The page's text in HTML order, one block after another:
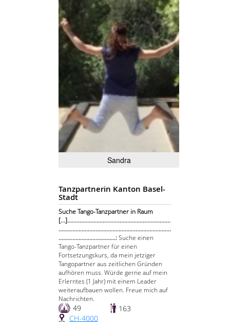
Sandra
Tanzpartnerin Kanton Basel-
Stadt
Suche Tango-Tanzpartner in Raum
[...]...................................................................
.........................................................................
.....................................:Suche einen
Tango-Tanzpartner für einen
Fortsetzungskurs, da mein jetziger
Tangopartner aus zeitlichen Gründen
aufhören muss. Würde gerne auf mein
Erlerntes (1 Jahr) mit einem Leader
weiteraufbauen wollen. Freue mich auf
Nachrichten.
49
163
CH-4000